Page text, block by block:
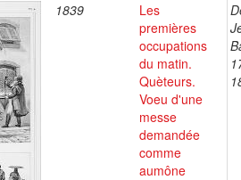
1839
Les
premières
occupations
du matin.
Quèteurs.
Voeu d'une
messe
demandée
comme
aumône